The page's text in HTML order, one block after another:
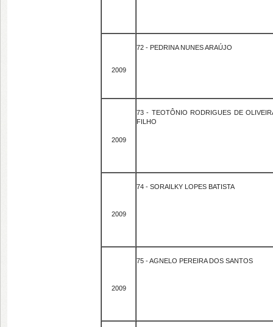
2009
72 - PEDRINA NUNES ARAÚJO
2009
73 - TEOTÔNIO RODRIGUES DE
FILHO
2009
74 - SORAILKY LOPES BATISTA
2009
75 - AGNELO PEREIRA DOS SANTOS